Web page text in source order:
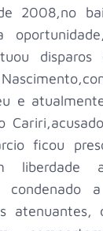
2008,no
e
ficou
liberdade
condenado
atenuantes,